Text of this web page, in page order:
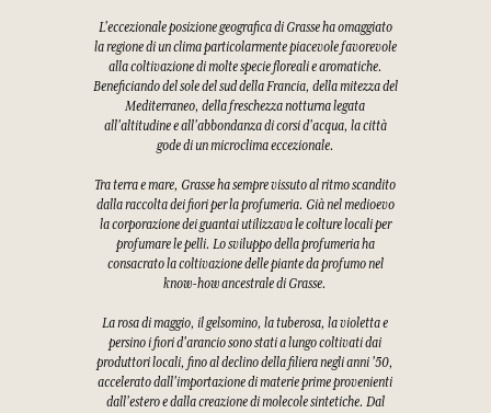
L'eccezionale posizione geografica di Grasse ha omaggiato
la regione di un clima particolarmente piacevole favorevole
alla coltivazione di molte specie floreali e aromatiche.
Beneficiando del sole del sud della Francia, della mitezza del
Mediterraneo, della freschezza notturna legata
all'altitudine e all'abbondanza di corsi d'acqua, la città
gode di un microclima eccezionale.
Tra terra e mare, Grasse ha sempre vissuto al ritmo scandito
dalla raccolta dei fiori per la profumeria. Già nel medioevo
la corporazione dei guantai utilizzava le colture locali per
profumare le pelli. Lo sviluppo della profumeria ha
consacrato la coltivazione delle piante da profumo nel
know-how ancestrale di Grasse.
La rosa di maggio, il gelsomino, la tuberosa, la violetta e
persino i fiori d'arancio sono stati a lungo coltivati dai
produttori locali, fino al declino della filiera negli anni '50,
accelerato dall'importazione di materie prime provenienti
dall'estero e dalla creazione di molecole sintetiche. Dal